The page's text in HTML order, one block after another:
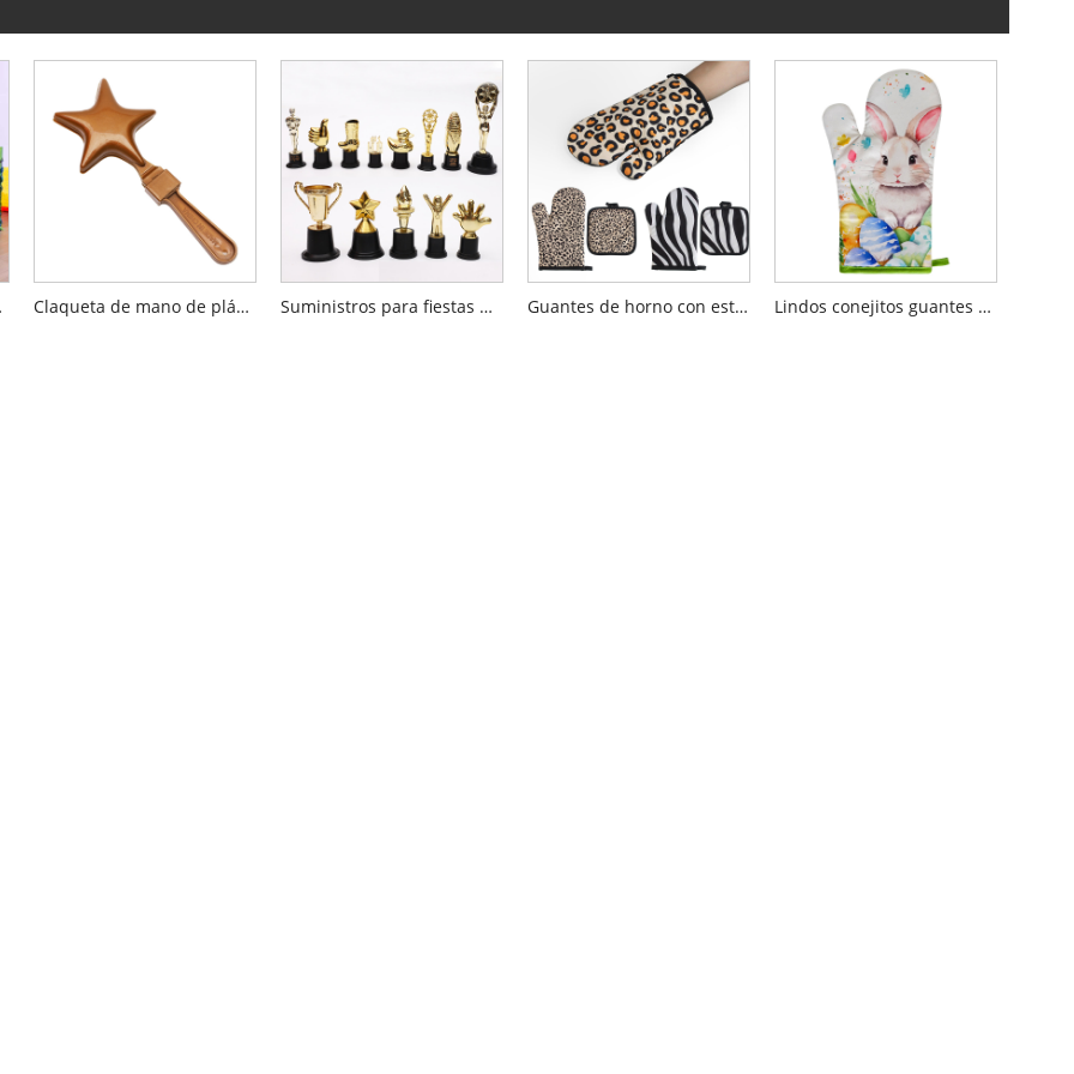
Claqueta de mano de plástico Suministros para fiestas Mini trofeo de plástico Guantes de horno con estampado de leopardo Lindos conejitos guantes de horno de flores rosas